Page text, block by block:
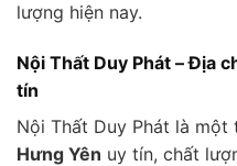
lượng hiện nay.
Nội Thất Duy Phát – Địa
tín
Nội Thất Duy Phát là
Hưng Yên uy tín, chất